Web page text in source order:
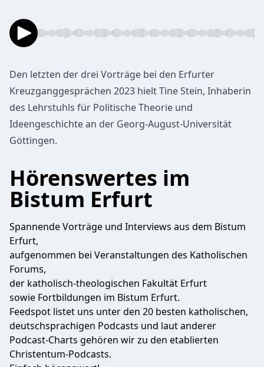
Den letzten der drei Vorträge bei den Erfurter
Kreuzganggesprächen 2023 hielt Tine Stein, Inhaberin
des Lehrstuhls für Politische Theorie und
Ideengeschichte an der Georg-August-Universität
Göttingen.
Hörenswertes im
Bistum Erfurt
Spannende Vorträge und Interviews aus dem Bistum
Erfurt,
aufgenommen bei Veranstaltungen des Katholischen
Forums,
der katholisch-theologischen Fakultät Erfurt
sowie Fortbildungen im Bistum Erfurt.
Feedspot listet uns unter den 20 besten katholischen,
deutschsprachigen Podcasts und laut anderer
Podcast-Charts gehören wir zu den etablierten
Christentum-Podcasts.